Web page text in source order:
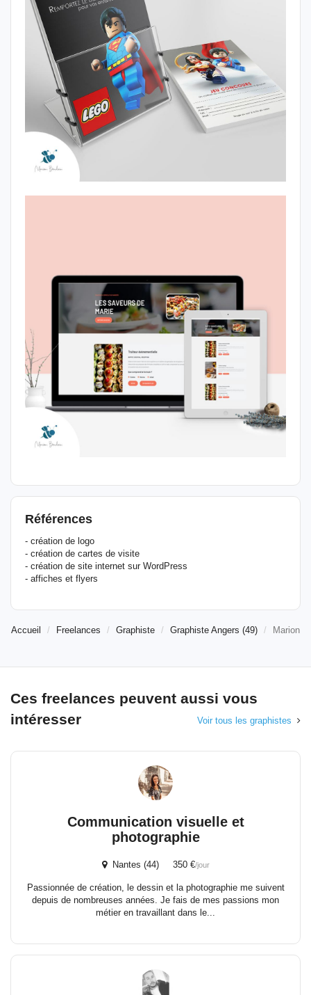
Références
- création de logo
- création de cartes de visite
- création de site internet sur WordPress
- affiches et flyers
Accueil Freelances Graphiste Graphiste Angers (49) Marion
Ces freelances peuvent aussi vous
intéresser
Voir tous les graphistes
Communication visuelle et
photographie
Nantes (44) 350 €/jour
Passionnée de création, le dessin et la photographie me suivent
depuis de nombreuses années. Je fais de mes passions mon
métier en travaillant dans le...